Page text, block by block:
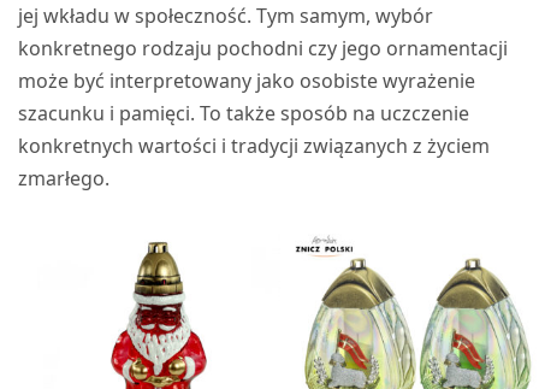
jej wkładu w społeczność. Tym samym, wybór
konkretnego rodzaju pochodni czy jego ornamentacji
może być interpretowany jako osobiste wyrażenie
szacunku i pamięci. To także sposób na uczczenie
konkretnych wartości i tradycji związanych z życiem
zmarłego.